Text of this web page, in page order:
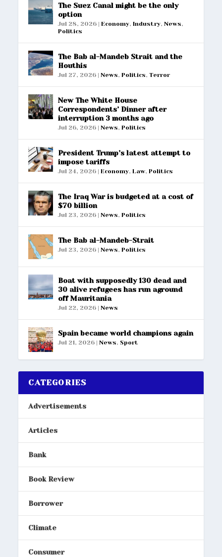
The Suez Canal might be the only
option
Jul 28, 2026 |Economy,Industry,News,
Politics
The Bab al-Mandeb Strait and the
Houthis
Jul 27, 2026 |News,Politics,Terror
New The White House
Correspondents’ Dinner after
interruption 3 months ago
Jul 26, 2026 |News,Politics
President Trump’s latest attempt to
impose tariffs
Jul 24, 2026 |Economy,Law,Politics
The Iraq War is budgeted at a cost of
$70 billion
Jul 23, 2026 |News,Politics
The Bab al-Mandeb-Strait
Jul 23, 2026 |News,Politics
Boat with supposedly 130 dead and
30 alive refugees has run aground
off Mauritania
Jul 22, 2026 |News
Spain became world champions again
Jul 21, 2026 |News, Sport
CATEGORIES
Advertisements
Articles
Bank
Book Review
Borrower
Climate
Consumer